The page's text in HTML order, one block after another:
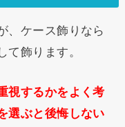
、ケース飾りなら
て飾ります。
視するかをよく考
選ぶと後悔しない